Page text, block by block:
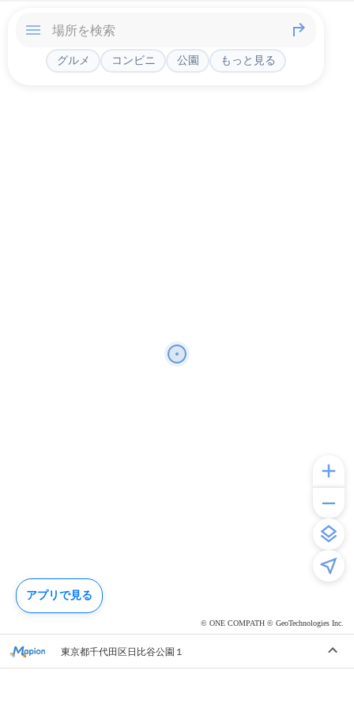
© ONE COMPATH © GeoTechnologies Inc.
グルメ コンビニ 公園 もっと見る
東京都千代田区日比谷公園１
アプリで見る